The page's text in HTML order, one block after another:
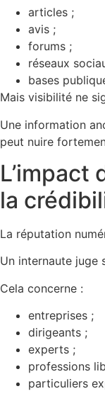
articles ;
avis ;
forums ;
réseaux
bases
Mais visibilité ne
Une information
peut nuire
L’impact
la
La réputation
Un internaute juge
Cela concerne :
entreprises ;
dirigeants ;
experts ;
professions
particuliers